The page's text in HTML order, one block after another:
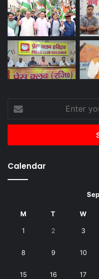
your
Email
Calendar
M T W
1 2 3
8 9 10
15 16 17